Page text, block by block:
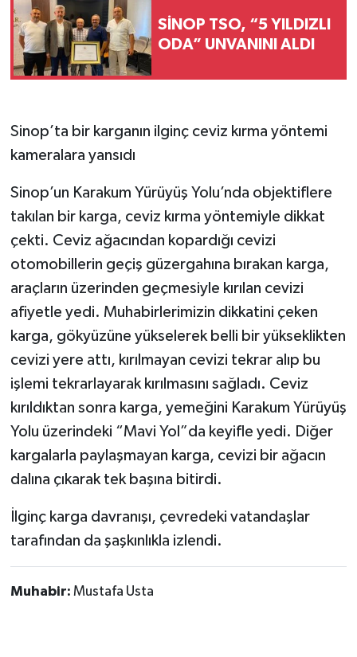
SİNOP TSO, “5 YILDIZLI
ODA” UNVANINI ALDI
Sinop’ta bir karganın ilginç ceviz kırma yöntemi
kameralara yansıdı
Sinop’un Karakum Yürüyüş Yolu’nda objektiflere
takılan bir karga, ceviz kırma yöntemiyle dikkat
çekti. Ceviz ağacından kopardığı cevizi
otomobillerin geçiş güzergahına bırakan karga,
araçların üzerinden geçmesiyle kırılan cevizi
afiyetle yedi. Muhabirlerimizin dikkatini çeken
karga, gökyüzüne yükselerek belli bir yükseklikten
cevizi yere attı, kırılmayan cevizi tekrar alıp bu
işlemi tekrarlayarak kırılmasını sağladı. Ceviz
kırıldıktan sonra karga, yemeğini Karakum Yürüyüş
Yolu üzerindeki “Mavi Yol”da keyifle yedi. Diğer
kargalarla paylaşmayan karga, cevizi bir ağacın
dalına çıkarak tek başına bitirdi.
İlginç karga davranışı, çevredeki vatandaşlar
tarafından da şaşkınlıkla izlendi.
Muhabir: Mustafa Usta